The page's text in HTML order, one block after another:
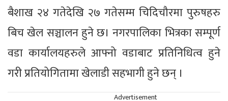
बैशाख २४ गतेदेखि २७ गतेसम्म चिदिचौरमा पुरुषहरु
बिच खेल सञ्चालन हुने छ। नगरपालिका भित्रका सम्पूर्ण
वडा कार्यालयहरुले आफ्नो वडाबाट प्रतिनिधित्व हुने
गरी प्रतियोगितामा खेलाडी सहभागी हुने छन् ।